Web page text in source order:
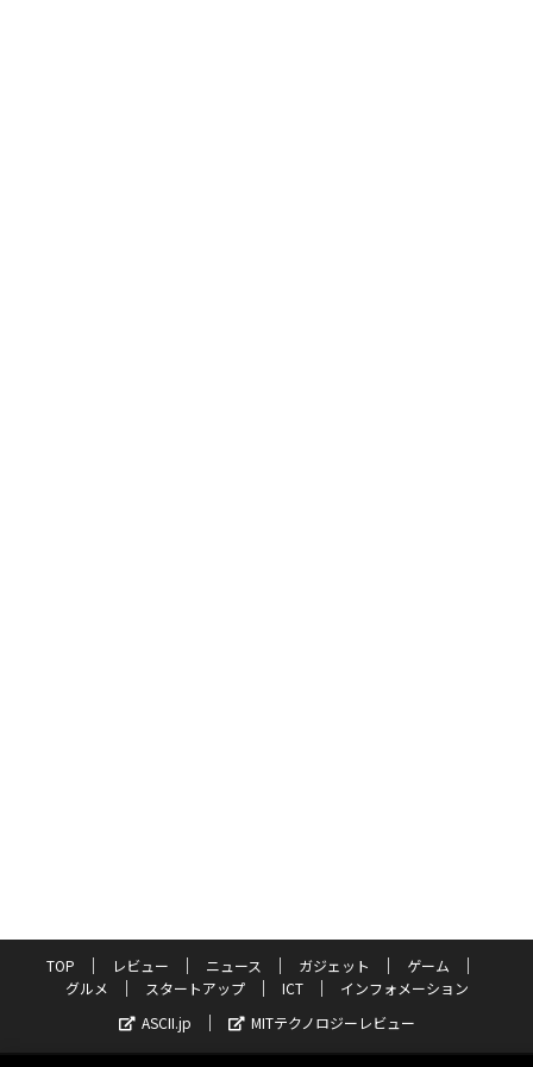
TOP レビュー ニュース ガジェット
ゲーム
グルメ
スタートアップ ICT
インフォメーション
ASCII.jp
MITテクノロジーレビュー